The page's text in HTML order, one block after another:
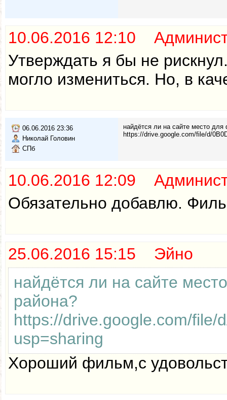
10.06.2016 12:10
Утверждать я бы не
могло измениться. Но, в
06.06.2016 23:36
Николай Головин
СПб
найдётся ли на сайте место
https://drive.google.com/file/d/
10.06.2016 12:09
Обязательно добавлю.
25.06.2016 15:15 Эйно
найдётся ли на сайте
района?
https://drive.google.com/file/
usp=sharing
Хороший фильм,с